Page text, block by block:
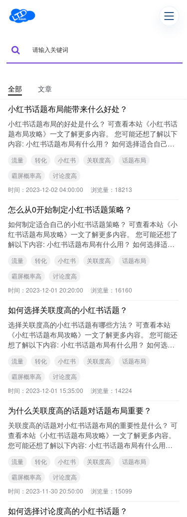
全部 文章
小红书话题布局能带来什么好处？
小红书话题布局的好处是什么？ 可查看本站《小红书话
题布局攻略》一文了解更多内容。 您可能还想了解以下
内容: 小红书话题布局有什么用？ 如何选择适合自己的
流量 转化 小红书 关联度高
话题布局
霸屏概率高
讨论度高
时间： 2023-12-02 04:00:00 浏览量： 18213
怎么从0开始制定小红书话题策略？
如何制定适合自己的小红书话题策略？ 可查看本站《小
红书话题布局攻略》一文了解更多内容。 您可能还想了
解以下内容: 小红书话题布局有什么用？ 如何选择适合
流量 转化 小红书 关联度高
话题布局
霸屏概率高
讨论度高
时间： 2023-12-01 20:20:00 浏览量： 16160
如何选择关联度高的小红书话题？
选择关联度高的小红书话题有哪些方法？ 可查看本站
《小红书话题布局攻略》一文了解更多内容。 您可能还
想了解以下内容: 小红书话题布局有什么用？ 如何选择
流量 转化 小红书 关联度高
话题布局
霸屏概率高
讨论度高
时间： 2023-12-01 15:35:00 浏览量： 14224
为什么关联度高的话题对话题布局重要？
关联度高的话题对小红书话题布局的重要性是什么？ 可
查看本站《小红书话题布局攻略》一文了解更多内容。
您可能还想了解以下内容: 小红书话题布局有什么用？
流量 转化 小红书 关联度高
话题布局
霸屏概率高
讨论度高
时间： 2023-11-30 20:50:00 浏览量： 15099
如何选择讨论度高的小红书话题？